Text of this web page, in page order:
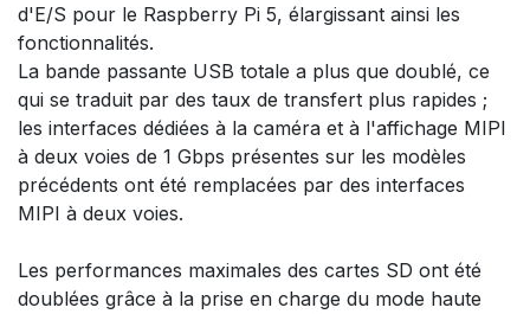
d'E/S pour le Raspberry Pi 5, élargissant ainsi les
fonctionnalités.
La bande passante USB totale a plus que doublé, ce
qui se traduit par des taux de transfert plus rapides ;
les interfaces dédiées à la caméra et à l'affichage MIPI
à deux voies de 1 Gbps présentes sur les modèles
précédents ont été remplacées par des interfaces
MIPI à deux voies.
Les performances maximales des cartes SD ont été
doublées grâce à la prise en charge du mode haute